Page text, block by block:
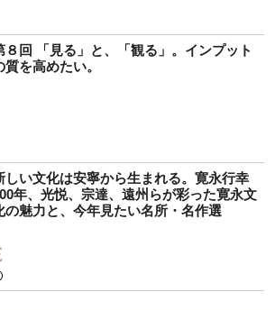
８回 「見る」と、「観る」。インプット
質を高めたい。
しい文化は安寧から生まれる。寛永行幸
年、光悦、宗達、遠州らが彩った寛永文
の魅力と、今年見たい名所・名作選